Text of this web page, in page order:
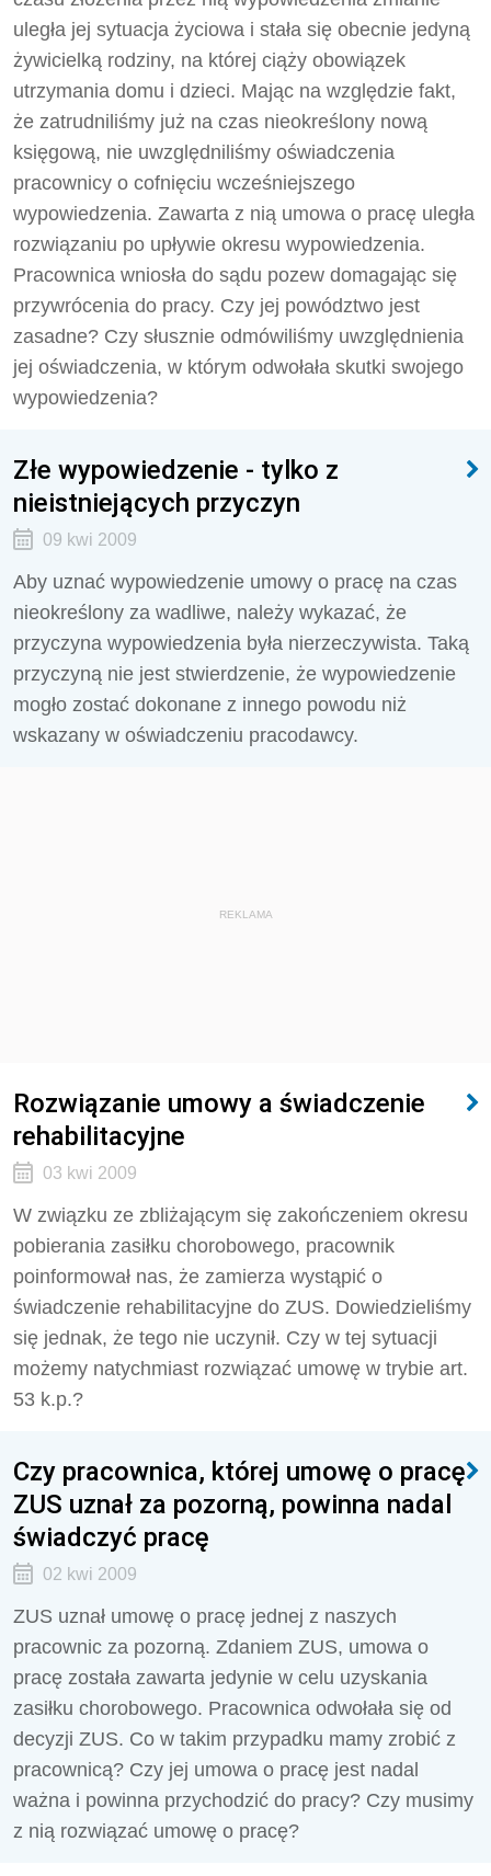
uległa jej sytuacja życiowa i stała się obecnie jedyną
żywicielką rodziny, na której ciąży obowiązek
utrzymania domu i dzieci. Mając na względzie fakt,
że zatrudniliśmy już na czas nieokreślony nową
księgową, nie uwzględniliśmy oświadczenia
pracownicy o cofnięciu wcześniejszego
wypowiedzenia. Zawarta z nią umowa o pracę uległa
rozwiązaniu po upływie okresu wypowiedzenia.
Pracownica wniosła do sądu pozew domagając się
przywrócenia do pracy. Czy jej powództwo jest
zasadne? Czy słusznie odmówiliśmy uwzględnienia
jej oświadczenia, w którym odwołała skutki swojego
wypowiedzenia?
Złe wypowiedzenie - tylko z
nieistniejących przyczyn
09 kwi 2009
Aby uznać wypowiedzenie umowy o pracę na czas
nieokreślony za wadliwe, należy wykazać, że
przyczyna wypowiedzenia była nierzeczywista. Taką
przyczyną nie jest stwierdzenie, że wypowiedzenie
mogło zostać dokonane z innego powodu niż
wskazany w oświadczeniu pracodawcy.
REKLAMA
Rozwiązanie umowy a świadczenie
rehabilitacyjne
03 kwi 2009
W związku ze zbliżającym się zakończeniem okresu
pobierania zasiłku chorobowego, pracownik
poinformował nas, że zamierza wystąpić o
świadczenie rehabilitacyjne do ZUS. Dowiedzieliśmy
się jednak, że tego nie uczynił. Czy w tej sytuacji
możemy natychmiast rozwiązać umowę w trybie art.
53 k.p.?
Czy pracownica, której umowę o pracę
ZUS uznał za pozorną, powinna nadal
świadczyć pracę
02 kwi 2009
ZUS uznał umowę o pracę jednej z naszych
pracownic za pozorną. Zdaniem ZUS, umowa o
pracę została zawarta jedynie w celu uzyskania
zasiłku chorobowego. Pracownica odwołała się od
decyzji ZUS. Co w takim przypadku mamy zrobić z
pracownicą? Czy jej umowa o pracę jest nadal
ważna i powinna przychodzić do pracy? Czy musimy
z nią rozwiązać umowę o pracę?